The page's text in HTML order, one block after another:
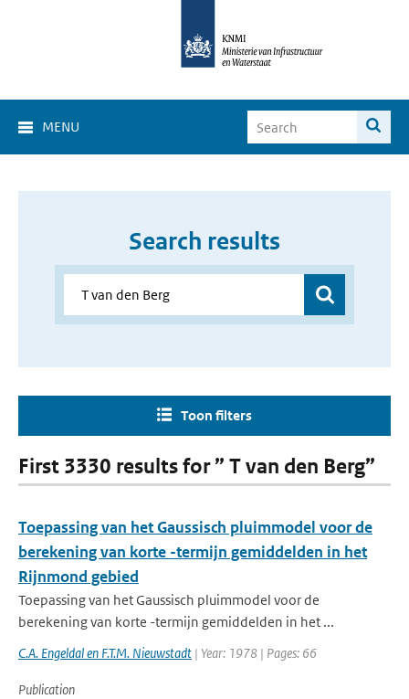
MENU
Search results
Toon filters
First 3330 results for ” T van den Berg”
Toepassing van het Gaussisch pluimmodel voor de
berekening van korte -termijn gemiddelden in het
Rijnmond gebied
Toepassing van het Gaussisch pluimmodel voor de
berekening van korte -termijn gemiddelden in het ...
C.A. Engeldal en F.T.M. Nieuwstadt | Year: 1978 | Pages: 66
Publication